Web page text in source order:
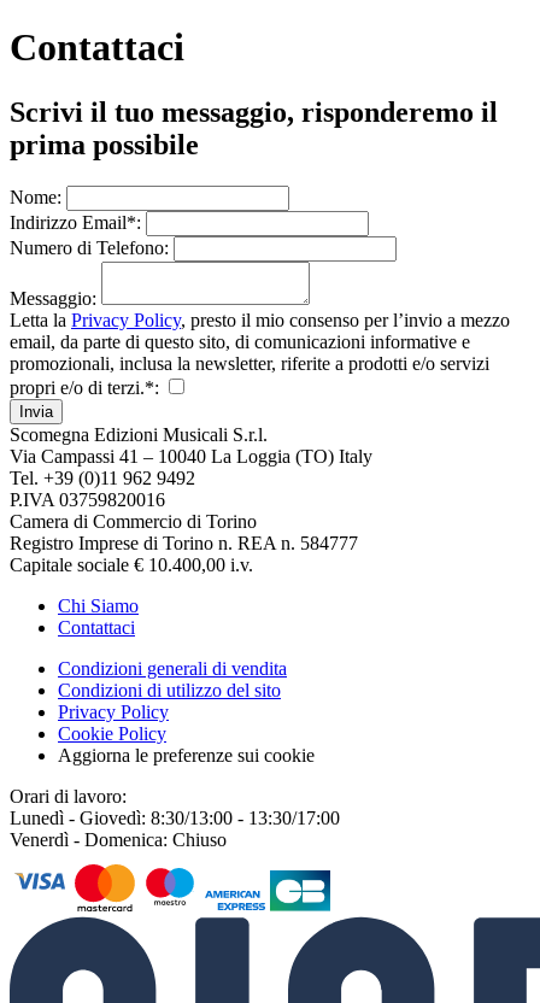
Contattaci
Scrivi il tuo messaggio, risponderemo il
prima possibile
Nome:
Indirizzo Email*:
Numero di Telefono:
Messaggio:
Letta la Privacy Policy, presto il mio consenso per l’invio a mezzo
email, da parte di questo sito, di comunicazioni informative e
promozionali, inclusa la newsletter, riferite a prodotti e/o servizi
propri e/o di terzi.*:
Invia
Scomegna Edizioni Musicali S.r.l.
Via Campassi 41 – 10040 La Loggia (TO) Italy
Tel. +39 (0)11 962 9492
P.IVA 03759820016
Camera di Commercio di Torino
Registro Imprese di Torino n. REA n. 584777
Capitale sociale € 10.400,00 i.v.
Chi Siamo
Contattaci
Condizioni generali di vendita
Condizioni di utilizzo del sito
Privacy Policy
Cookie Policy
Aggiorna le preferenze sui cookie
Orari di lavoro:
Lunedì - Giovedì: 8:30/13:00 - 13:30/17:00
Venerdì - Domenica: Chiuso